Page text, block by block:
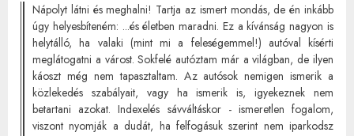
Nápolyt látni és meghalni! Tartja az ismert mondás, de én inkább
úgy helyesbíteném: ...és életben maradni. Ez a kívánság nagyon is
helytálló, ha valaki (mint mi a feleségemmel!) autóval kísérti
meglátogatni a várost. Sokfelé autóztam már a világban, de ilyen
káoszt még nem tapasztaltam. Az autósok nemigen ismerik a
közlekedés szabályait, vagy ha ismerik is, igyekeznek nem
betartani azokat. Indexelés sávváltáskor - ismeretlen fogalom,
viszont nyomják a dudát, ha felfogásuk szerint nem iparkodsz